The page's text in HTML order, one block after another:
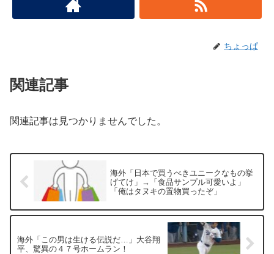
ちょっぱ
関連記事
関連記事は見つかりませんでした。
海外「日本で買うべきユニークなもの挙
げてけ」→「食品サンプル可愛いよ」
「俺はタヌキの置物買ったぞ」
海外「この男は生ける伝説だ…」大谷翔
平、驚異の４７号ホームラン！